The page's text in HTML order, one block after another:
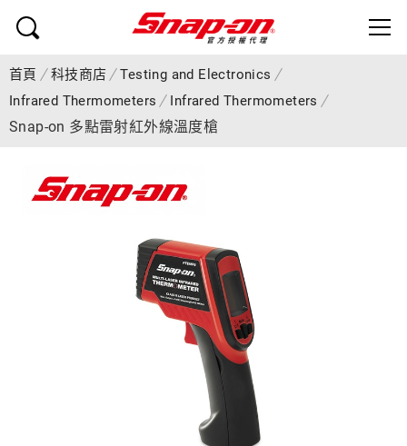
首頁 科技商店
Testing and Electronics
Infrared Thermometers
Infrared Thermometers
Snap-on 多點雷射紅外線溫度槍